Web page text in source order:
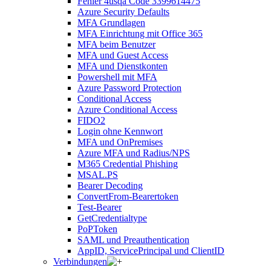
Azure Security Defaults
MFA Grundlagen
MFA Einrichtung mit Office 365
MFA beim Benutzer
MFA und Guest Access
MFA und Dienstkonten
Powershell mit MFA
Azure Password Protection
Conditional Access
Azure Conditional Access
FIDO2
Login ohne Kennwort
MFA und OnPremises
Azure MFA und Radius/NPS
M365 Credential Phishing
MSAL.PS
Bearer Decoding
ConvertFrom-Bearertoken
Test-Bearer
GetCredentialtype
PoPToken
SAML und Preauthentication
AppID, ServicePrincipal und ClientID
Verbindungen